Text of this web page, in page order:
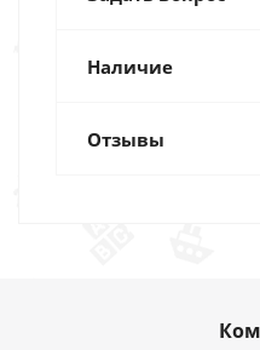
Наличие
Отзывы